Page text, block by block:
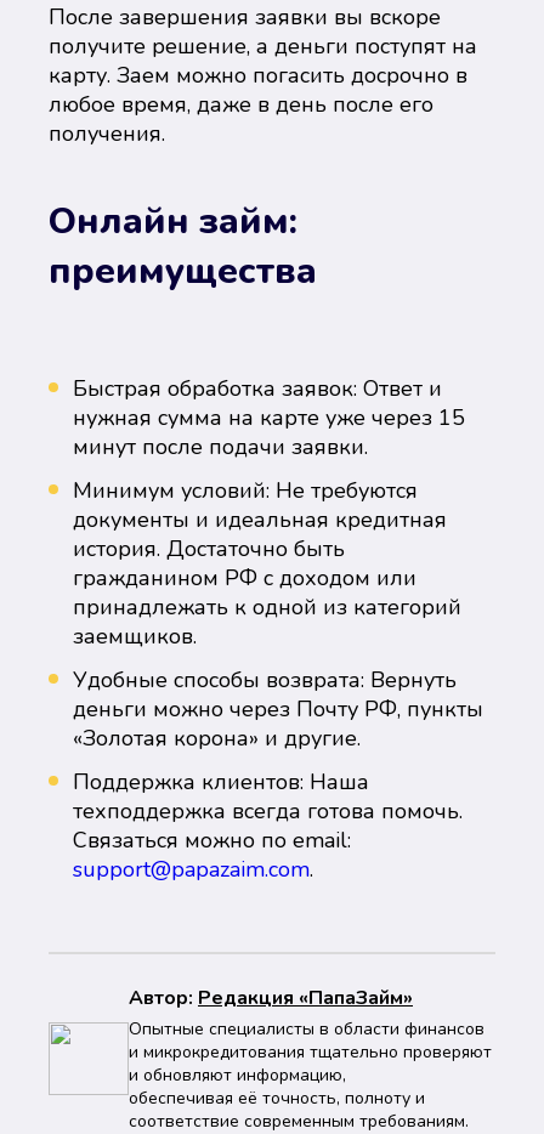
После завершения заявки вы вскоре
получите решение, а деньги поступят на
карту. Заем можно погасить досрочно в
любое время, даже в день после его
получения.
Онлайн займ:
преимущества
Быстрая обработка заявок: Ответ и
нужная сумма на карте уже через 15
минут после подачи заявки.
Минимум условий: Не требуются
документы и идеальная кредитная
история. Достаточно быть
гражданином РФ с доходом или
принадлежать к одной из категорий
заемщиков.
Удобные способы возврата: Вернуть
деньги можно через Почту РФ, пункты
«Золотая корона» и другие.
Поддержка клиентов: Наша
техподдержка всегда готова помочь.
Связаться можно по email:
support@papazaim.com.
Автор: Peдaкция «ПапаЗайм»
Опытные специалисты в области финансов
и микрокредитования тщательно проверяют
и обновляют информацию,
обеспечивая её точность, полноту и
соответствие современным требованиям.